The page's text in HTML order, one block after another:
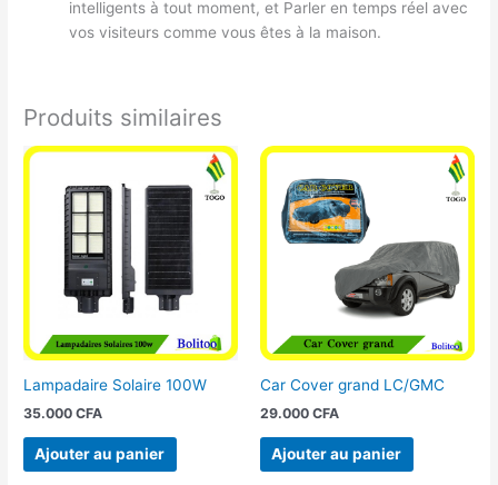
intelligents à tout moment, et Parler en temps réel avec
vos visiteurs comme vous êtes à la maison.
Produits similaires
Lampadaire Solaire 100W
35.000CFA
Ajouter au panier
Car Cover grand LC/GMC
29.000 CFA
Ajouter au panier